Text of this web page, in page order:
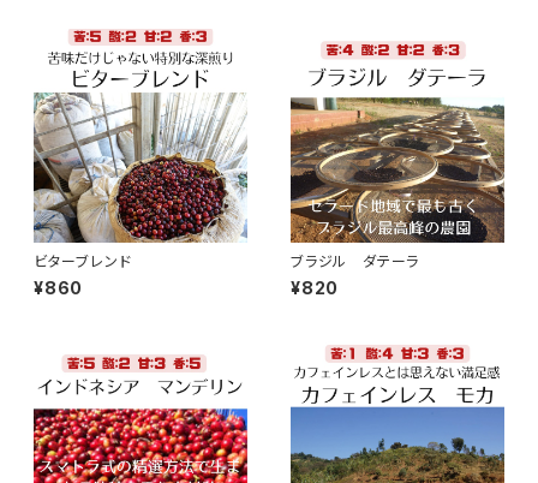
ビターブレンド
¥860
ブラジル ダテーラ
¥820